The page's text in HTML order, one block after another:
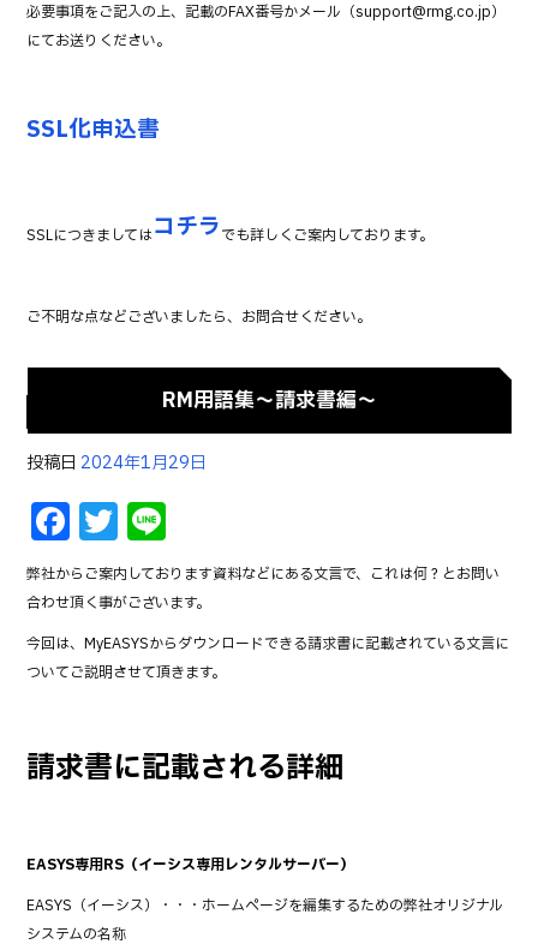
必要事項をご記入の上、記載のFAX番号かメール（support@rmg.co.jp）
にてお送りください。
SSL化申込書
SSLにつきましてはコチラでも詳しくご案内しております。
ご不明な点などございましたら、お問合せください。
RM用語集～請求書編～
投稿日 2024年1月29日
F
a
c
e
b
o
k
T
w
it
te
r
n
e
弊社からご案内しております資料などにある文言で、これは何？とお問い
合わせ頂く事がございます。
今回は、MyEASYSからダウンロードできる請求書に記載されている文言に
ついてご説明させて頂きます。
請求書に記載される詳細
EASYS専用RS（イーシス専用レンタルサーバー）
EASYS（イーシス）・・・ホームページを編集するための弊社オリジナル
システムの名称